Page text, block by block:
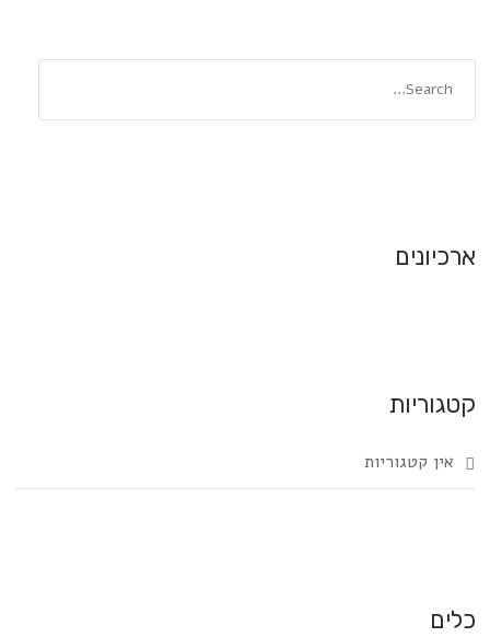
ארכיונים
קטגוריות
אין קטגוריות
כלים